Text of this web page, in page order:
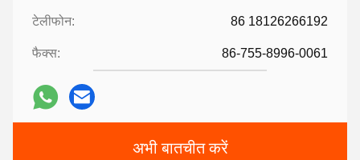
टेलीफोन: 86 18126266192
फैक्स: 86-755-8996-0061
अभी बातचीत करें